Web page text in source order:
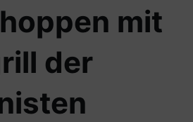
mit
der